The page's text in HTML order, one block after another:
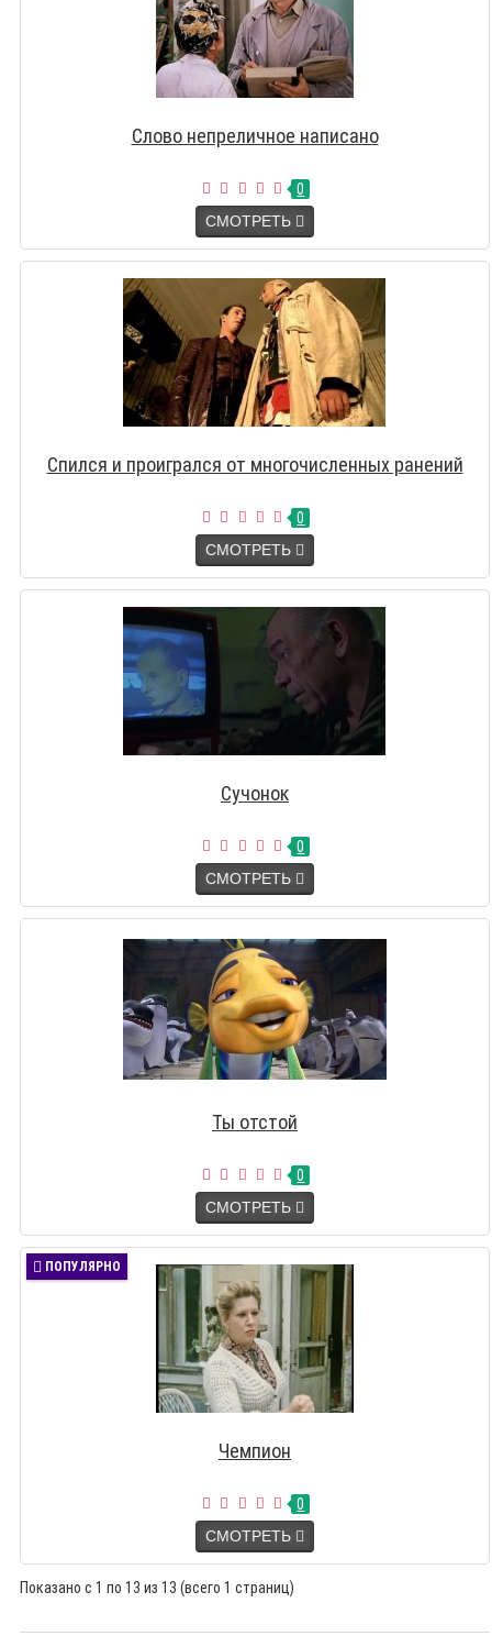
Слово непреличное написано
0
СМОТРЕТЬ
Спился и проигрался от многочисленных ранений
0
СМОТРЕТЬ
Сучонок
0
СМОТРЕТЬ
Ты отстой
0
СМОТРЕТЬ
ПОПУЛЯРНО
Чемпион
0
СМОТРЕТЬ
Показано с 1 по 13 из 13 (всего 1 страниц)